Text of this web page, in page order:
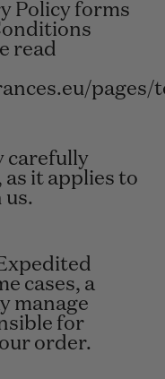
Policy forms
read
pages/
carefully
it applies to
us.
cases, a
manage
for
order.